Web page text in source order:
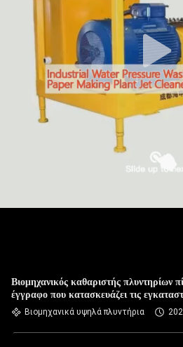
Βιομηχανικός καθαριστής πλυντηρίων
έγγραφο που κατασκευάζει τις
αεριωθούμενο καθαριστή
Βιομηχανικά υψηλά πλυντήρια